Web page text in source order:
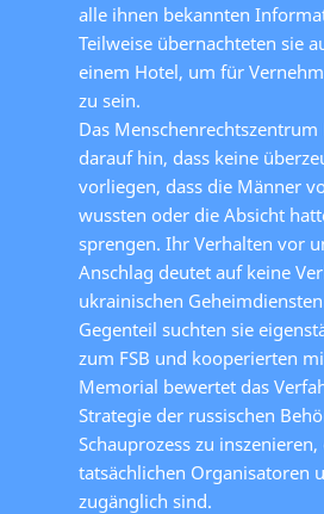
alle ihnen bekannten
Teilweise übernachteten sie
einem Hotel, um für
zu sein.
Das
darauf hin, dass keine
vorliegen, dass die Männer
wussten oder die Absicht
sprengen. Ihr Verhalten vor
Anschlag deutet auf keine
ukrainischen
Gegenteil suchten sie
zum FSB und kooperierten
Memorial bewertet das
Strategie der russischen
Schauprozess zu inszenieren,
tatsächlichen Organisatoren
zugänglich sind.